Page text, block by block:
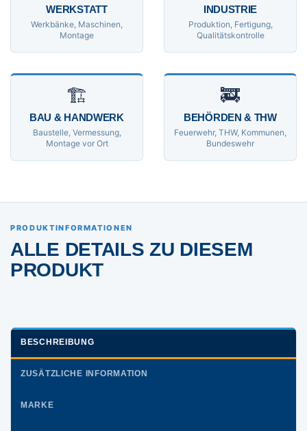
WERKSTATT
Werkbänke, Maschinen,
Montage
INDUSTRIE
Produktion, Fertigung,
Qualitätskontrolle
🏗
BAU & HANDWERK
Baustelle, Vermessung,
Montage vor Ort
🚒
BEHÖRDEN & THW
Feuerwehr, THW, Kommunen,
Bundeswehr
PRODUKTINFORMATIONEN
ALLE DETAILS ZU DIESEM
PRODUKT
BESCHREIBUNG
ZUSÄTZLICHE INFORMATION
MARKE